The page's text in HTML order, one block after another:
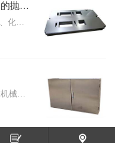
威海不锈钢加工厂家：不锈钢常用的抛光方法
不锈钢常用的抛光方法有机械抛光、化学抛光、电化学抛光三种，这三种方法各有各的优缺点。...
在当今社会条件下，我们可以看到在机械制造中使用的技术不断在进步，特别是激...